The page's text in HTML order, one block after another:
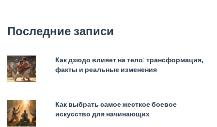
Последние записи
Как дзюдо влияет на тело: трансформация,
факты и реальные изменения
Как выбрать самое жесткое боевое
искусство для начинающих